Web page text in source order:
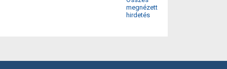
megnézett
hirdetés